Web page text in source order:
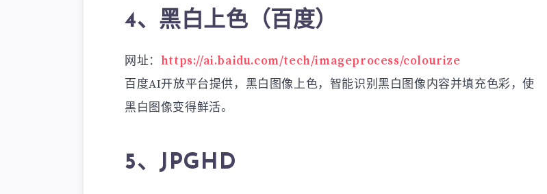
4、黑白上色（百度）
网址： https://ai.baidu.com/tech/imageprocess/colourize
百度AI开放平台提供，黑白图像上色，智能识别黑白图像内容并填充色彩，使
黑白图像变得鲜活。
5、JPGHD